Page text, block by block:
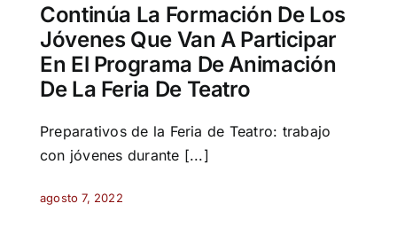
Continúa La Formación De Los
Jóvenes Que Van A Participar
En El Programa De Animación
De La Feria De Teatro
Preparativos de la Feria de Teatro: trabajo
con jóvenes durante [...]
agosto 7, 2022